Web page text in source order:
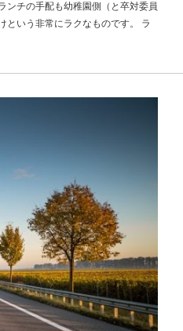
ンチの手配も幼稚園側（と卒対委員
という非常にラクなものです。 ラ